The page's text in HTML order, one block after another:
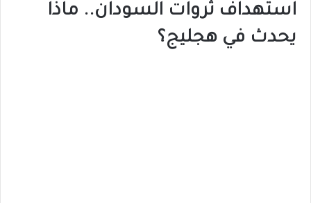
استهداف ثروات السودان.. ماذا
يحدث في هجليج؟